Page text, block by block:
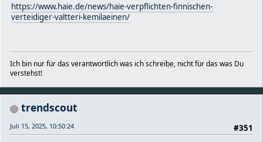
https://www.haie.de/news/haie-verpflichten-finnischen-
verteidiger-valtteri-kemilaeinen/
Ich bin nur für das verantwortlich was ich schreibe, nicht für das was Du
verstehst!
trendscout
#351
Juli 15, 2025, 10:50:24